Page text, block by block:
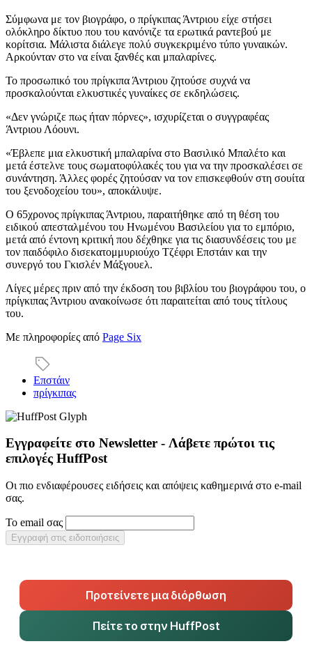
Σύμφωνα με τον βιογράφο, ο πρίγκιπας Άντριου είχε στήσει
ολόκληρο δίκτυο που του κανόνιζε τα ερωτικά ραντεβού με
κορίτσια. Μάλιστα διάλεγε πολύ συγκεκριμένο τύπο γυναικών.
Αρκούνταν στο να είναι ξανθές και μπαλαρίνες.
Το προσωπικό του πρίγκιπα Άντριου ζητούσε συχνά να
προσκαλούνται ελκυστικές γυναίκες σε εκδηλώσεις.
«Δεν γνώριζε πως ήταν πόρνες», ισχυρίζεται ο συγγραφέας
Άντριου Λόουνι.
«Έβλεπε μια ελκυστική μπαλαρίνα στο Βασιλικό Μπαλέτο και
μετά έστελνε τους σωματοφύλακές του για να την προσκαλέσει σε
συνάντηση. Άλλες φορές ζητούσαν να τον επισκεφθούν στη σουίτα
του ξενοδοχείου του», αποκάλυψε.
Ο 65χρονος πρίγκιπας Άντριου, παραιτήθηκε από τη θέση του
ειδικού απεσταλμένου του Ηνωμένου Βασιλείου για το εμπόριο,
μετά από έντονη κριτική που δέχθηκε για τις διασυνδέσεις του με
τον παιδόφιλο δισεκατομμυριούχο Τζέφρι Επστάιν και την
συνεργό του Γκισλέν Μάξγουελ.
Λίγες μέρες πριν από την έκδοση του βιβλίου του βιογράφου του, ο
πρίγκιπας Άντριου ανακοίνωσε ότι παραιτείται από τους τίτλους
του.
Με πληροφορίες από Page Six
Επστάιν
πρίγκιπας
Εγγραφείτε στο Newsletter - Λάβετε πρώτοι τις
επιλογές HuffPost
Οι πιο ενδιαφέρουσες ειδήσεις και απόψεις καθημερινά στο e-mail
σας.
Το email σας
Εγγραφή στις ειδοποιήσεις
Προτείνετε μια διόρθωση
Πείτε το στην HuffPost